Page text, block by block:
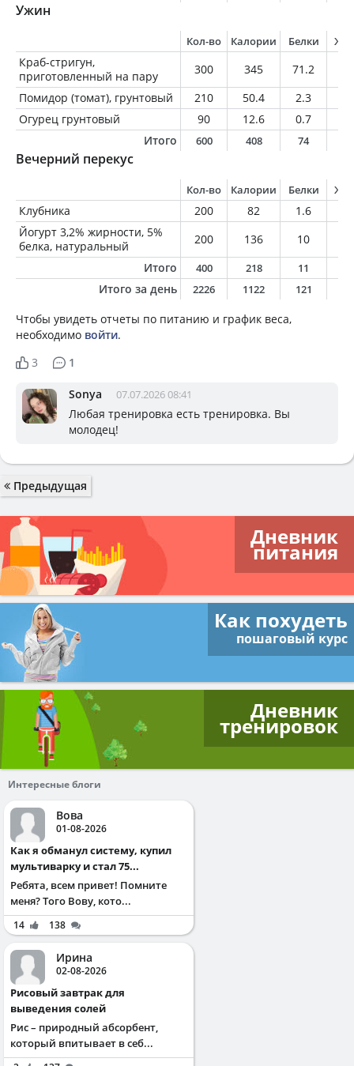
Ужин
Кол-во Калории Белки
Краб-стригун,
приготовленный на пару
300 345 71.2
Помидор (томат), грунтовый
210 50.4 2.3
Огурец грунтовый
90 12.6 0.7
Итого
600 408 74
Вечерний перекус
Кол-во Калории Белки
Клубника 200 82 1.6
Йогурт 3,2% жирности, 5%
белка, натуральный
200 136 10
Итого
400 218 11
Итого за день 2226 1122 121
Чтобы увидеть отчеты по питанию и график веса,
необходимо войти.
3
1
Sonya 07.07.2026 08:41
Любая тренировка есть тренировка. Вы
молодец!
Предыдущая
Дневник
питания
Как похудеть
пошаговый курс
Дневник
тренировок
Интересные блоги
Вова
01-08-2026
Как я обманул систему, купил
мультиварку и стал 75...
Ребята, всем привет! Помните
меня? Того Вову, кото...
14 138
Ирина
02-08-2026
Рисовый завтрак для
выведения солей
Рис – природный абсорбент,
который впитывает в себ...